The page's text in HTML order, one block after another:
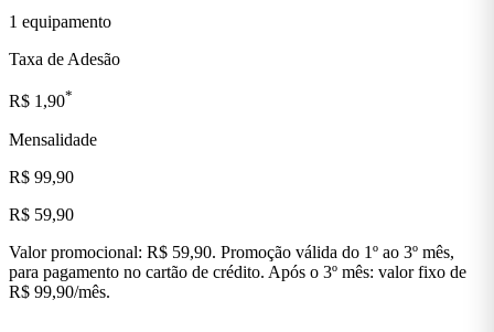
1 equipamento
Taxa de Adesão
R$ 1,90*
Mensalidade
R$ 99,90
R$ 59,90
Valor promocional: R$ 59,90. Promoção válida do 1º ao 3º mês,
para pagamento no cartão de crédito. Após o 3º mês: valor fixo de
R$ 99,90/mês.